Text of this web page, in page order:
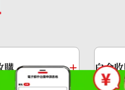
leather 192435ZH
購 白金